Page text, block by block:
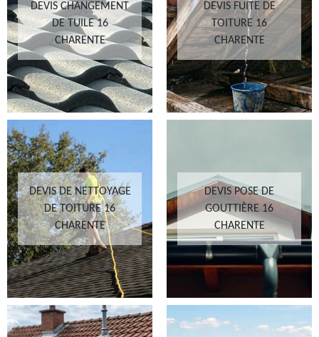
DEVIS CHANGEMENT
DE TUILE 16
CHARENTE
DEVIS FUITE DE
TOITURE 16
CHARENTE
DEVIS DE NETTOYAGE
DE TOITURE 16
CHARENTE
DEVIS POSE DE
GOUTTIÈRE 16
CHARENTE